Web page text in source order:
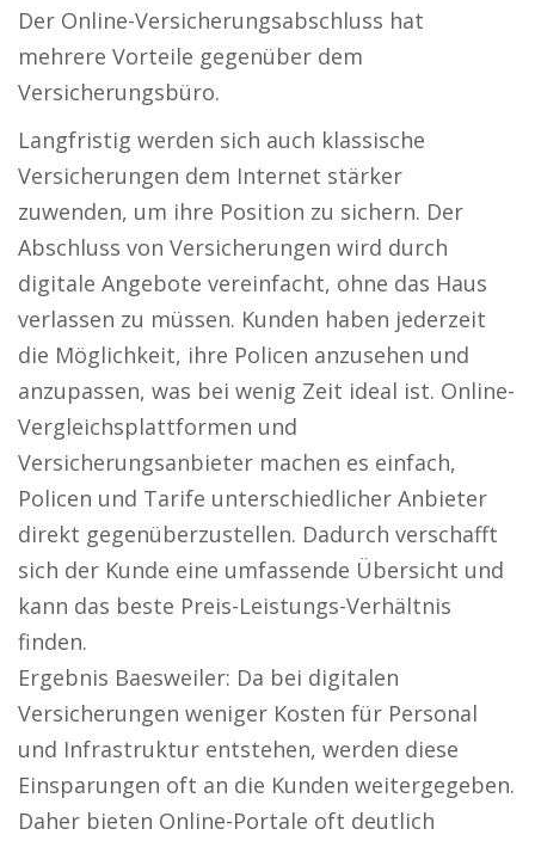
Der Online-Versicherungsabschluss hat
mehrere Vorteile gegenüber dem
Versicherungsbüro.
Langfristig werden sich auch klassische
Versicherungen dem Internet stärker
zuwenden, um ihre Position zu sichern. Der
Abschluss von Versicherungen wird durch
digitale Angebote vereinfacht, ohne das Haus
verlassen zu müssen. Kunden haben jederzeit
die Möglichkeit, ihre Policen anzusehen und
anzupassen, was bei wenig Zeit ideal ist. Online-
Vergleichsplattformen und
Versicherungsanbieter machen es einfach,
Policen und Tarife unterschiedlicher Anbieter
direkt gegenüberzustellen. Dadurch verschafft
sich der Kunde eine umfassende Übersicht und
kann das beste Preis-Leistungs-Verhältnis
finden.
Ergebnis Baesweiler: Da bei digitalen
Versicherungen weniger Kosten für Personal
und Infrastruktur entstehen, werden diese
Einsparungen oft an die Kunden weitergegeben.
Daher bieten Online-Portale oft deutlich